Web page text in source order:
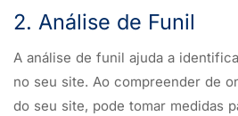
2. Análise de Funil
A análise de funil ajuda a
no seu site. Ao compreender de
do seu site, pode tomar medidas